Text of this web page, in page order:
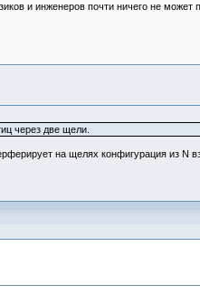
и инженеров почти ничего не
через две щели.
на щелях конфигурация из